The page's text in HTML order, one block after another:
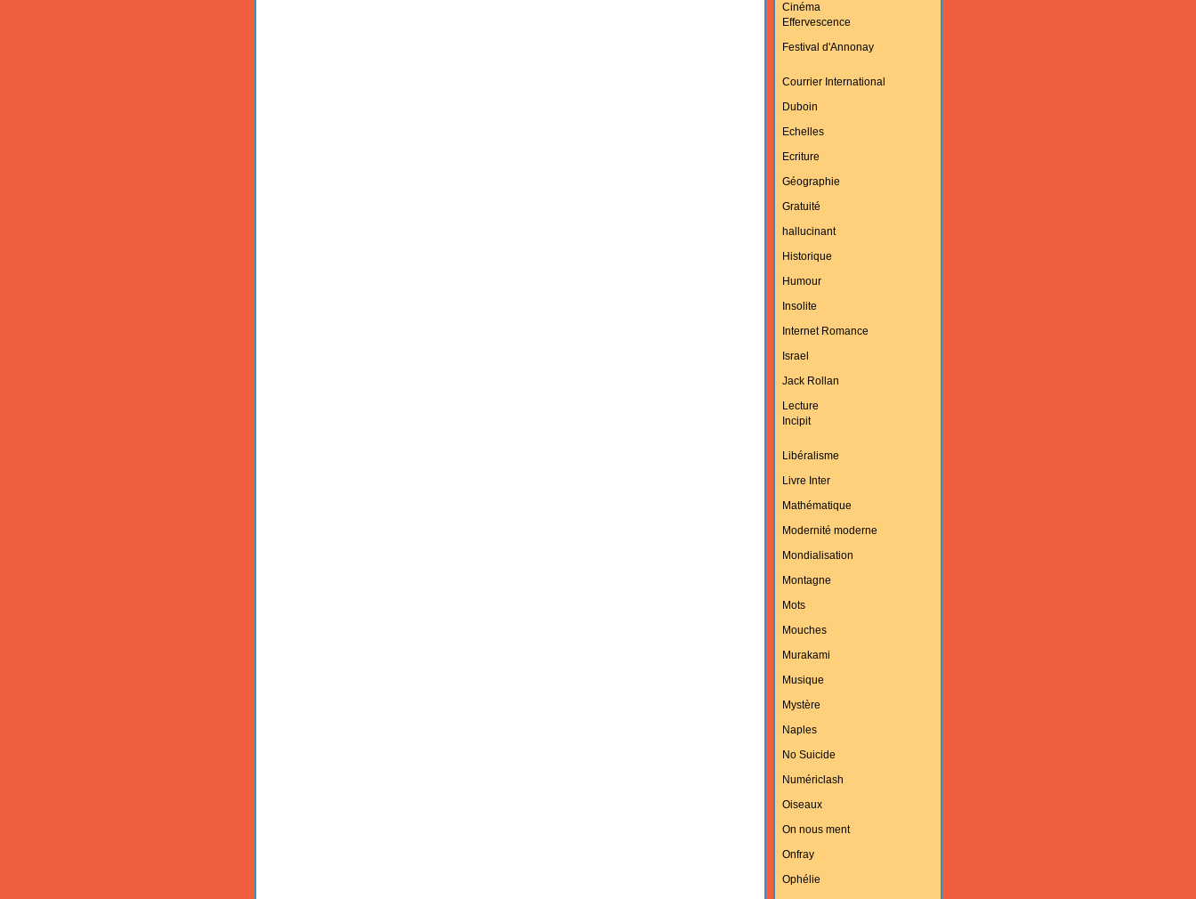
Cinéma
Effervescence
Festival d'Annonay
Courrier International
Duboin
Echelles
Ecriture
Géographie
Gratuité
hallucinant
Historique
Humour
Insolite
Internet Romance
Israel
Jack Rollan
Lecture
Incipit
Libéralisme
Livre Inter
Mathématique
Modernité moderne
Mondialisation
Montagne
Mots
Mouches
Murakami
Musique
Mystère
Naples
No Suicide
Numériclash
Oiseaux
On nous ment
Onfray
Ophélie